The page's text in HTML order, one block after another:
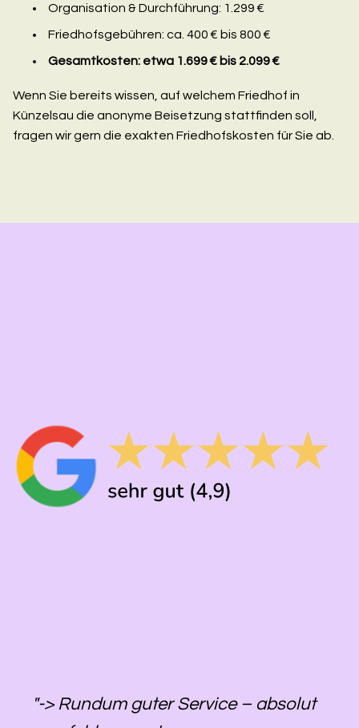
Organisation & Durchführung: 1.299 €
Friedhofsgebühren: ca. 400 € bis 800 €
Gesamtkosten: etwa 1.699 € bis 2.099 €
Wenn Sie bereits wissen, auf welchem Friedhof in
Künzelsau die anonyme Beisetzung stattfinden soll,
fragen wir gern die exakten Friedhofskosten für Sie ab.
"-> Rundum guter Service – absolut